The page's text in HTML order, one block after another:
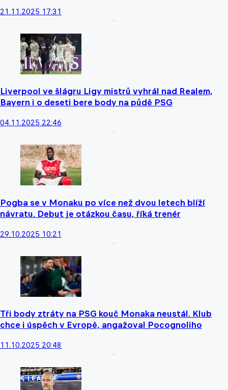
21.11.2025 17:31
Liverpool ve šlágru Ligy mistrů vyhrál nad Realem,
Bayern i o deseti bere body na půdě PSG
04.11.2025 22:46
Pogba se v Monaku po více než dvou letech blíží
návratu. Debut je otázkou času, říká trenér
29.10.2025 10:21
Tři body ztráty na PSG kouč Monaka neustál. Klub
chce i úspěch v Evropě, angažoval Pocognoliho
11.10.2025 20:48